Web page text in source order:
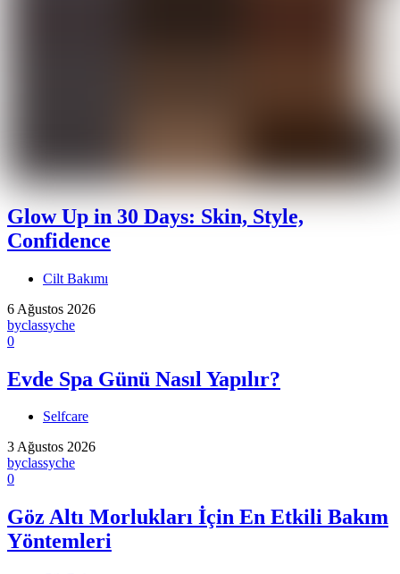
Glow Up in 30 Days: Skin, Style,
Confidence
Cilt Bakımı
6 Ağustos 2026
byclassyche
0
Evde Spa Günü Nasıl Yapılır?
Selfcare
3 Ağustos 2026
byclassyche
0
Göz Altı Morlukları İçin En Etkili Bakım
Yöntemleri